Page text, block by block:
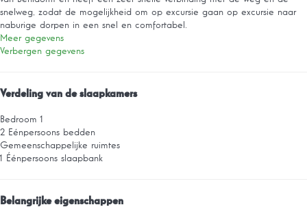
snelweg, zodat de mogelijkheid om op excursie gaan op excursie naar
naburige dorpen in een snel en comfortabel.
Meer gegevens
Verbergen gegevens
Verdeling van de slaapkamers
Bedroom 1
2 Eénpersoons bedden
Gemeenschappelijke ruimtes
1 Éénpersoons slaapbank
Belangrijke eigenschappen